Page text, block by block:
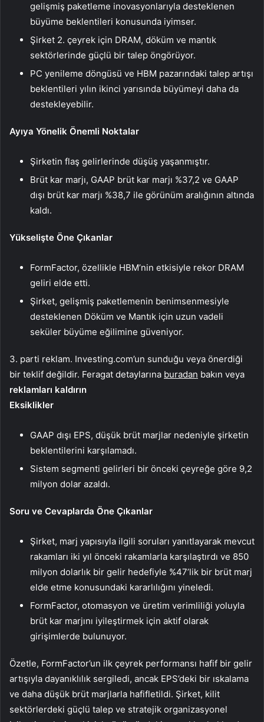
gelişmiş paketleme inovasyonlarıyla desteklenen
büyüme beklentileri konusunda iyimser.
Şirket 2. çeyrek için DRAM, döküm ve mantık
sektörlerinde güçlü bir talep öngörüyor.
PC yenileme döngüsü ve HBM pazarındaki talep artışı
beklentileri yılın ikinci yarısında büyümeyi daha da
destekleyebilir.
Ayıya Yönelik Önemli Noktalar
Şirketin flaş gelirlerinde düşüş yaşanmıştır.
Brüt kar marjı, GAAP brüt kar marjı %37,2 ve GAAP
dışı brüt kar marjı %38,7 ile görünüm aralığının altında
kaldı.
Yükselişte Öne Çıkanlar
FormFactor, özellikle HBM’nin etkisiyle rekor DRAM
geliri elde etti.
Şirket, gelişmiş paketlemenin benimsenmesiyle
desteklenen Döküm ve Mantık için uzun vadeli
seküler büyüme eğilimine güveniyor.
3. parti reklam. Investing.com’un sunduğu veya önerdiği
bir teklif değildir. Feragat detaylarına buradan bakın veya
reklamları kaldırın
Eksiklikler
GAAP dışı EPS, düşük brüt marjlar nedeniyle şirketin
beklentilerini karşılamadı.
Sistem segmenti gelirleri bir önceki çeyreğe göre 9,2
milyon dolar azaldı.
Soru ve Cevaplarda Öne Çıkanlar
Şirket, marj yapısıyla ilgili soruları yanıtlayarak mevcut
rakamları iki yıl önceki rakamlarla karşılaştırdı ve 850
milyon dolarlık bir gelir hedefiyle %47’lik bir brüt marj
elde etme konusundaki kararlılığını yineledi.
FormFactor, otomasyon ve üretim verimliliği yoluyla
brüt kar marjını iyileştirmek için aktif olarak
girişimlerde bulunuyor.
Özetle, FormFactor’un ilk çeyrek performansı hafif bir gelir
artışıyla dayanıklılık sergiledi, ancak EPS’deki bir ıskalama
ve daha düşük brüt marjlarla hafifletildi. Şirket, kilit
sektörlerdeki güçlü talep ve stratejik organizasyonel